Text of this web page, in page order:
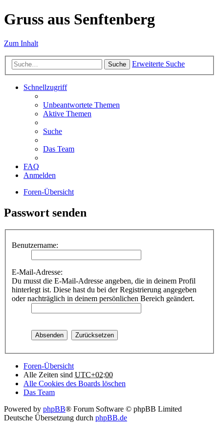
Gruss aus Senftenberg
Zum Inhalt
Suche Erweiterte Suche
Schnellzugriff
Unbeantwortete Themen
Aktive Themen
Suche
Das Team
FAQ
Anmelden
Foren-Übersicht
Passwort senden
Benutzername:
E-Mail-Adresse:
Du musst die E-Mail-Adresse angeben, die in deinem Profil
hinterlegt ist. Diese hast du bei der Registrierung angegeben
oder nachträglich in deinem persönlichen Bereich geändert.
Foren-Übersicht
Alle Zeiten sind UTC+02:00
Alle Cookies des Boards löschen
Das Team
Powered by phpBB® Forum Software © phpBB Limited
Deutsche Übersetzung durch phpBB.de